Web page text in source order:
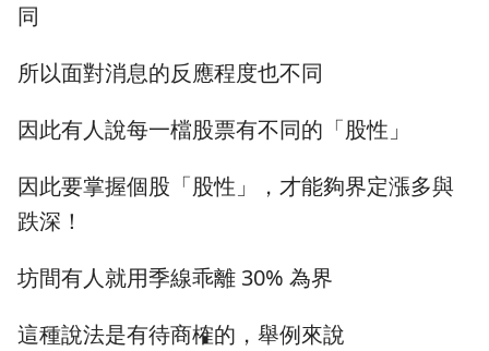
同
所以面對消息的反應程度也不同
因此有人說每一檔股票有不同的「股性」
因此要掌握個股「股性」，才能夠界定漲多與
跌深！
坊間有人就用季線乖離 30% 為界
這種說法是有待商榷的，舉例來說